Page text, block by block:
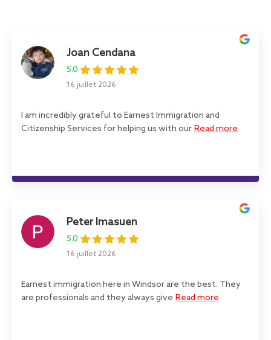
Joan Cendana
5.0
16 juillet 2026
I am incredibly grateful to Earnest Immigration and
Citizenship Services for helping us with our Read more
Peter Imasuen
5.0
16 juillet 2026
Earnest immigration here in Windsor are the best. They
are professionals and they always give Read more